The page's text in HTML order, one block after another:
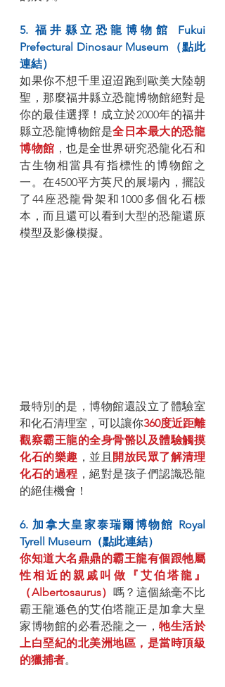
5. 福井縣立恐龍博物館 Fukui
Prefectural Dinosaur Museum（點此
連結）
如果你不想千里迢迢跑到歐美大陸朝
聖，那麼福井縣立恐龍博物館絕對是
你的最佳選擇！成立於2000年的福井
縣立恐龍博物館是全日本最大的恐龍
博物館 ，也是全世界研究恐龍化石和
古生物相當具有指標性的博物館之
一。在4500平方英尺的展場內，擺設
了44座恐龍骨架和1000多個化石標
本，而且還可以看到大型的恐龍還原
模型及影像模擬。
最特別的是，博物館還設立了體驗室
和化石清理室，可以讓你360度近距離
觀察霸王龍的全身骨骼以及體驗觸摸
化石的樂趣 ，並且 開放民眾了解清理
化石的過程 ，絕對是孩子們認識恐龍
的絕佳機會！
6. 加拿大皇家泰瑞爾博物館 Royal
Tyrell Museum（點此連結）
你知道大名鼎鼎的霸王龍有個跟牠屬
性相近的親戚叫做『艾伯塔龍』
（Albertosaurus） 嗎？這個絲毫不比
霸王龍遜色的艾伯塔龍正是加拿大皇
家博物館的必看恐龍之一，牠生活於
上白堊紀的北美洲地區，是當時頂級
的獵捕者。